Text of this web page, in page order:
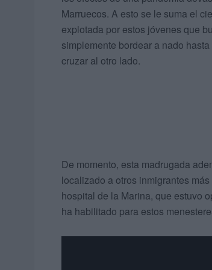
Marruecos. A esto se le suma el
explotada por estos jóvenes que
simplemente bordear a nado
cruzar al otro lado.
De momento, esta madrugada
localizado a otros inmigrantes
hospital de la Marina, que estuvo
ha habilitado para estos